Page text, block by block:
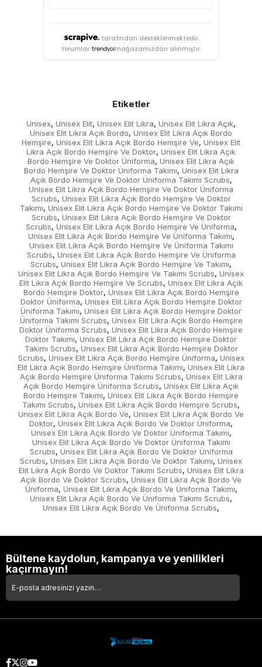
tarafından desteklenmektedir.
Yorumlar
mağazamızdan alınmıştır.
Etiketler
Unisex, Unisex Elit, Unisex Elit Likra, Unisex Elit Likra Açık,
Unisex Elit Likra Açık Bordo, Unisex Elit Likra Açık Bordo
Hemşire, Unisex Elit Likra Açık Bordo Hemşire Ve, Unisex Elit
Likra Açık Bordo Hemşire Ve Doktor, Unisex Elit Likra Açık
Bordo Hemşire Ve Doktor Üniforma, Unisex Elit Likra Açık
Bordo Hemşire Ve Doktor Üniforma Takımı, Unisex Elit Likra
Açık Bordo Hemşire Ve Doktor Üniforma Takımı Scrubs,
Unisex Elit Likra Açık Bordo Hemşire Ve Doktor Üniforma
Scrubs, Unisex Elit Likra Açık Bordo Hemşire Ve Doktor
Takımı, Unisex Elit Likra Açık Bordo Hemşire Ve Doktor Takımı
Scrubs, Unisex Elit Likra Açık Bordo Hemşire Ve Doktor
Scrubs, Unisex Elit Likra Açık Bordo Hemşire Ve Üniforma,
Unisex Elit Likra Açık Bordo Hemşire Ve Üniforma Takımı,
Unisex Elit Likra Açık Bordo Hemşire Ve Üniforma Takımı
Scrubs, Unisex Elit Likra Açık Bordo Hemşire Ve Üniforma
Scrubs, Unisex Elit Likra Açık Bordo Hemşire Ve Takımı,
Unisex Elit Likra Açık Bordo Hemşire Ve Takımı Scrubs, Unisex
Elit Likra Açık Bordo Hemşire Ve Scrubs, Unisex Elit Likra Açık
Bordo Hemşire Doktor, Unisex Elit Likra Açık Bordo Hemşire
Doktor Üniforma, Unisex Elit Likra Açık Bordo Hemşire Doktor
Üniforma Takımı, Unisex Elit Likra Açık Bordo Hemşire Doktor
Üniforma Takımı Scrubs, Unisex Elit Likra Açık Bordo Hemşire
Doktor Üniforma Scrubs, Unisex Elit Likra Açık Bordo Hemşire
Doktor Takımı, Unisex Elit Likra Açık Bordo Hemşire Doktor
Takımı Scrubs, Unisex Elit Likra Açık Bordo Hemşire Doktor
Scrubs, Unisex Elit Likra Açık Bordo Hemşire Üniforma, Unisex
Elit Likra Açık Bordo Hemşire Üniforma Takımı, Unisex Elit Likra
Açık Bordo Hemşire Üniforma Takımı Scrubs, Unisex Elit Likra
Açık Bordo Hemşire Üniforma Scrubs, Unisex Elit Likra Açık
Bordo Hemşire Takımı, Unisex Elit Likra Açık Bordo Hemşire
Takımı Scrubs, Unisex Elit Likra Açık Bordo Hemşire Scrubs,
Unisex Elit Likra Açık Bordo Ve, Unisex Elit Likra Açık Bordo Ve
Doktor, Unisex Elit Likra Açık Bordo Ve Doktor Üniforma,
Unisex Elit Likra Açık Bordo Ve Doktor Üniforma Takımı,
Unisex Elit Likra Açık Bordo Ve Doktor Üniforma Takımı
Scrubs, Unisex Elit Likra Açık Bordo Ve Doktor Üniforma
Scrubs, Unisex Elit Likra Açık Bordo Ve Doktor Takımı, Unisex
Elit Likra Açık Bordo Ve Doktor Takımı Scrubs, Unisex Elit Likra
Açık Bordo Ve Doktor Scrubs, Unisex Elit Likra Açık Bordo Ve
Üniforma, Unisex Elit Likra Açık Bordo Ve Üniforma Takımı,
Unisex Elit Likra Açık Bordo Ve Üniforma Takımı Scrubs,
Unisex Elit Likra Açık Bordo Ve Üniforma Scrubs,
Bültene kaydolun, kampanya ve yenilikleri
kaçırmayın!